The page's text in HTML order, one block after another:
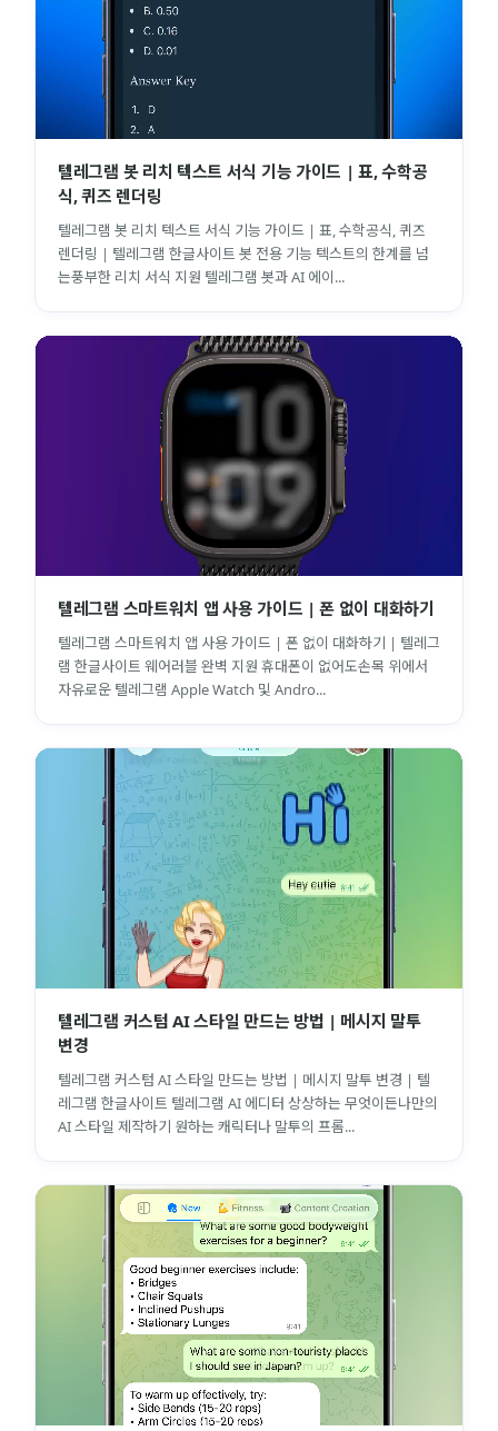
텔레그램 봇 리치 텍스트 서식 기능 가이드 | 표, 수학공
식, 퀴즈 렌더링
텔레그램 봇 리치 텍스트 서식 기능 가이드 | 표, 수학공식, 퀴즈
렌더링 | 텔레그램 한글사이트 봇 전용 기능 텍스트의 한계를 넘
는풍부한 리치 서식 지원 텔레그램 봇과 AI 에이...
텔레그램 스마트워치 앱 사용 가이드 | 폰 없이 대화하기
텔레그램 스마트워치 앱 사용 가이드 | 폰 없이 대화하기 | 텔레그
램 한글사이트 웨어러블 완벽 지원 휴대폰이 없어도손목 위에서
자유로운 텔레그램 Apple Watch 및 Andro...
텔레그램 커스텀 AI 스타일 만드는 방법 | 메시지 말투
변경
텔레그램 커스텀 AI 스타일 만드는 방법 | 메시지 말투 변경 | 텔
레그램 한글사이트 텔레그램 AI 에디터 상상하는 무엇이든나만의
AI 스타일 제작하기 원하는 캐릭터나 말투의 프롬...